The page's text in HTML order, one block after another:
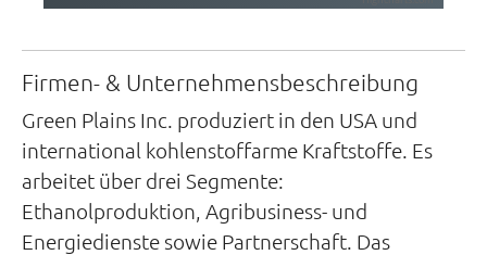
Firmen- & Unternehmensbeschreibung
Green Plains Inc. produziert in den USA und
international kohlenstoffarme Kraftstoffe. Es
arbeitet über drei Segmente:
Ethanolproduktion, Agribusiness- und
Energiedienste sowie Partnerschaft. Das